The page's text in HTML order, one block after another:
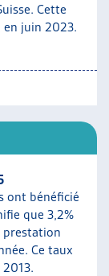
Cette
en juin 2023.
ont bénéficié
que 3,2%
prestation
Ce taux